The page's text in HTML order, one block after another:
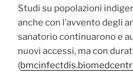
Studi su popolazioni
anche con l’avvento degli
sanatorio continuarono e
nuovi accessi, ma con
(